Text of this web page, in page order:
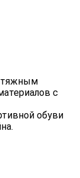
с
обуви